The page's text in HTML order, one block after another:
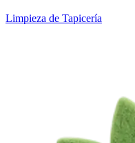
Limpieza de Tapicería